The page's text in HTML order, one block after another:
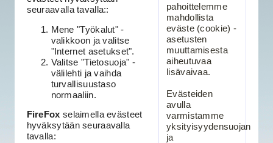
pahoittelemme
mahdollista
eväste (cookie) -
asetusten
muuttamisesta
aiheutuvaa
lisävaivaa.
Evästeiden
avulla
varmistamme
yksityisyydensuojan
ja
seuraavalla tavalla::
Mene "Työkalut" -
valikkoon ja valitse
"Internet asetukset".
Valitse "Tietosuoja" -
välilehti ja vaihda
turvallisuustaso
normaaliin.
FireFox selaimella evästeet
hyväksytään seuraavalla
tavalla: